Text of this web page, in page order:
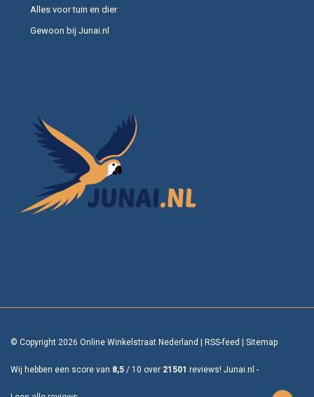
Alles voor tuin en dier
Gewoon bij Junai.nl
© Copyright 2026 Online Winkelstraat Nederland RSS-feed Sitemap
Wij hebben een score van 8,5 / 10 over 21501 reviews! Junai.nl -